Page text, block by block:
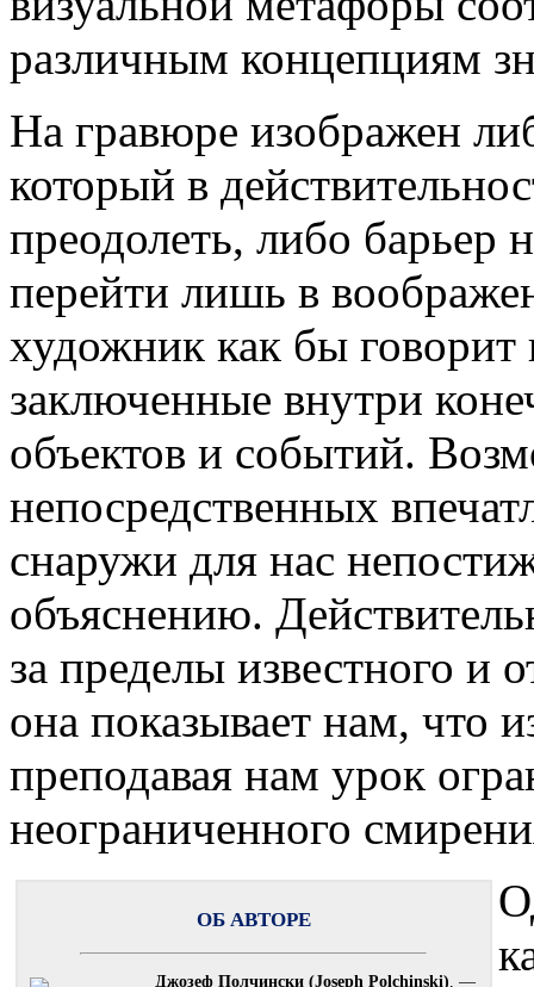
различным концепциям
На гравюре изображен
который в
преодолеть, либо
перейти лишь в
художник как бы
заключенные внутри
объектов и событий.
непосредственных
снаружи для нас
объяснению.
за пределы известного и
она показывает нам, что
преподавая нам урок
неограниченного
ОБ АВТОРЕ
Джозеф Полчински (Joseph Polchinski) , —